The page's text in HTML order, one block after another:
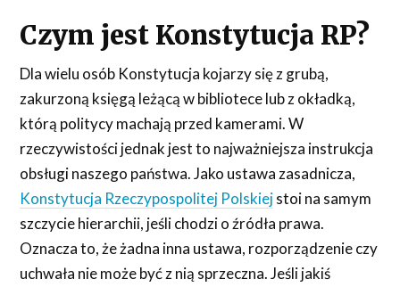
Czym jest Konstytucja RP?
Dla wielu osób Konstytucja kojarzy się z grubą,
zakurzoną księgą leżącą w bibliotece lub z okładką,
którą politycy machają przed kamerami. W
rzeczywistości jednak jest to najważniejsza instrukcja
obsługi naszego państwa. Jako ustawa zasadnicza,
Konstytucja Rzeczypospolitej Polskiejstoi na samym
szczycie hierarchii, jeśli chodzi o źródła prawa.
Oznacza to, że żadna inna ustawa, rozporządzenie czy
uchwała nie może być z nią sprzeczna. Jeśli jakiś